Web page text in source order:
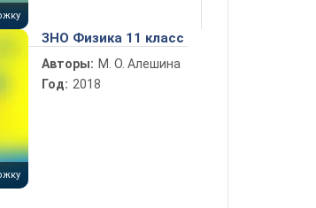
ЗНО Физика 11 класс
Авторы: М. О. Алешина
Год: 2018